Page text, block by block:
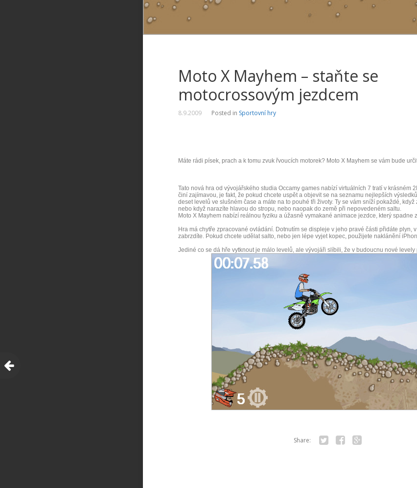
Moto X Mayhem – staňte se
motocrossovým jezdcem
8.9.2009 Posted in Sportovní hry
Máte rádi písek, prach a k tomu zvuk řvoucích motorek? Moto X Mayhem se vám bude
Tato nová hra od vývojářského studia Occamy games nabízí virtuálních 7 tratí v krásném
činí zajímavou, je fakt, že pokud chcete uspět a objevit se na seznamu nejlepších
deset levelů ve slušném čase a máte na to pouhé tři životy. Ty se vám sníží pokaždé, když
nebo když narazíte hlavou do stropu, nebo naopak do země při nepovedeném saltu.
Moto X Mayhem nabízí reálnou fyziku a úžasně vymakané animace jezdce, který spadne
Hra má chytře zpracované ovládání. Dotnutím se displeje v jeho pravé části přidáte plyn,
zabrzdíte. Pokud chcete udělat salto, nebo jen lépe vyjet kopec, použijete naklánění
Jediné co se dá hře vytknout je málo levelů, ale vývojáři slíbili, že v budoucnu nové levely
Share: